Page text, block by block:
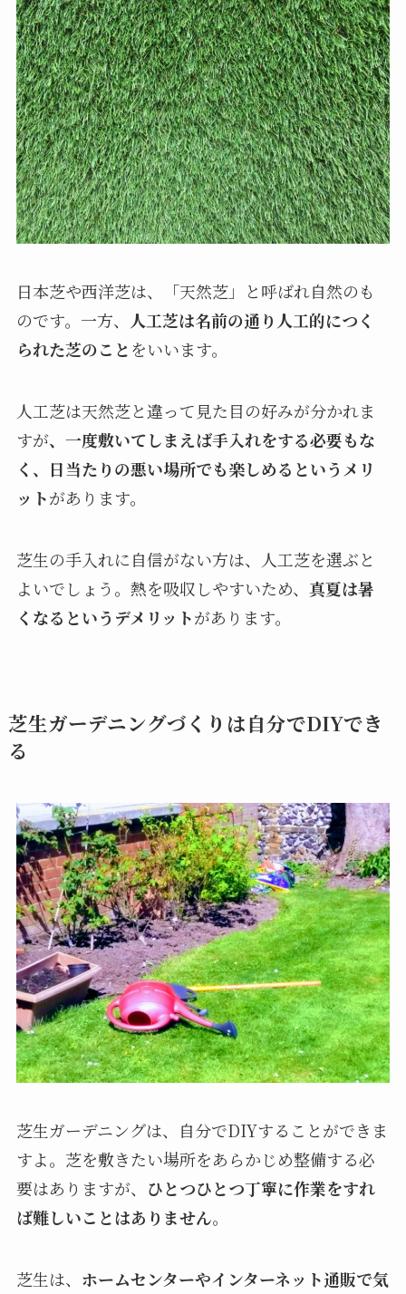
日本芝や西洋芝は、「天然芝」と呼ばれ自然のも
のです。一方、 人工芝は名前の通り人工的につく
られた芝のことをいいます。
人工芝は天然芝と違って見た目の好みが分かれま
すが、一度敷いてしまえば手入れをする必要もな
く、日当たりの悪い場所でも楽しめるというメリ
ットがあります。
芝生の手入れに自信がない方は、人工芝を選ぶと
よいでしょう。熱を吸収しやすいため、 真夏は暑
くなるというデメリットがあります。
芝生ガーデニングづくりは自分でDIYでき
る
芝生ガーデニングは、自分でDIYすることができま
すよ。芝を敷きたい場所をあらかじめ整備する必
要はありますが、 ひとつひとつ丁寧に作業をすれ
ば難しいことはありません。
芝生は、 ホームセンターやインターネット通販で気